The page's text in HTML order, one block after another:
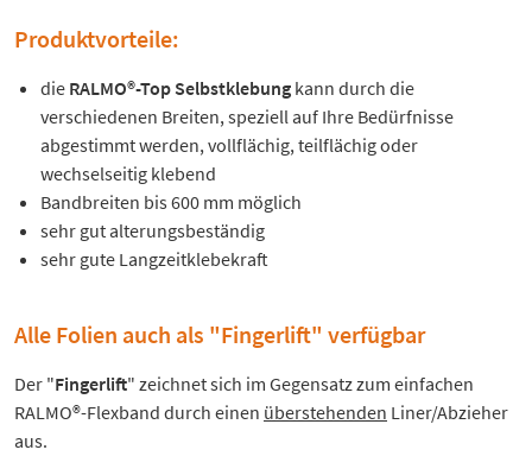
Produktvorteile:
die RALMO®-Top Selbstklebung kann durch die
verschiedenen Breiten, speziell auf Ihre Bedürfnisse
abgestimmt werden, vollflächig, teilflächig oder
wechselseitig klebend
Bandbreiten bis 600 mm möglich
sehr gut alterungsbeständig
sehr gute Langzeitklebekraft
Alle Folien auch als "Fingerlift" verfügbar
Der "Fingerlift" zeichnet sich im Gegensatz zum einfachen
RALMO®-Flexband durch einen überstehenden Liner/Abzieher
aus.